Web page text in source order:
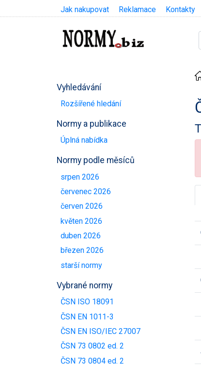
Jak nakupovat Reklamace Kontakty
Vyhledávání
Rozšířené hledání
Normy a publikace
Úplná nabídka
Normy podle měsíců
srpen 2026
červenec 2026
červen 2026
květen 2026
duben 2026
březen 2026
starší normy
Vybrané normy
ČSN ISO 18091
ČSN EN 1011-3
ČSN EN ISO/IEC 27007
ČSN 73 0802 ed. 2
ČSN 73 0804 ed. 2